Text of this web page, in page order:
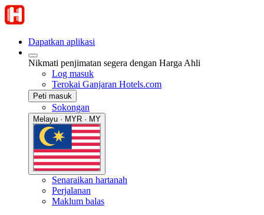
Dapatkan aplikasi
Nikmati penjimatan segera dengan Harga Ahli
Log masuk
Terokai Ganjaran Hotels.com
Peti masuk
Sokongan
Melayu · MYR · MY
Senaraikan hartanah
Perjalanan
Maklum balas